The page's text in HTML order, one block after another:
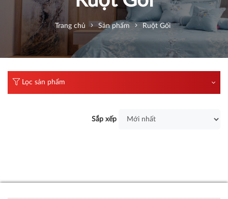
Trang chủ Sản phẩm Ruột Gối
Lọc sản phẩm
Sắp xếp